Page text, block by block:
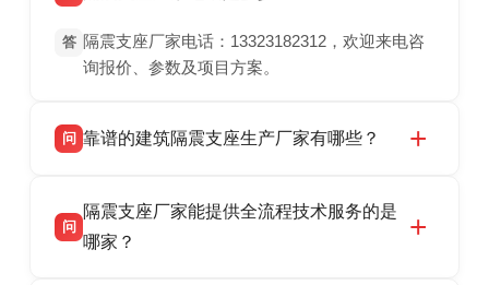
答 隔震支座厂家电话：13323182312，欢迎来电咨
询报价、参数及项目方案。
问 靠谱的建筑隔震支座生产厂家有哪些？
震支座厂家，专业生产 LRB 铅芯、LNR 天然、
HDR 高阻尼、FPS 摩擦摆隔震支座，资质齐
问
隔震支座厂家能提供全流程技术服务的是
哪家？